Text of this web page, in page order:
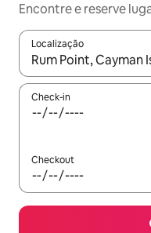
Encontre e reserve
Localização
Quando os resultados
Check-in
Checkout